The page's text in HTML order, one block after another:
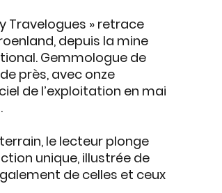
Travelogues »retrace
depuis la mine
Gemmologue de
près, aveconze
de l’exploitation en mai
le lecteur plonge
unique, illustrée de
de celles et ceux